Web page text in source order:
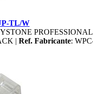
TL/W
| Ref. Fabricante: